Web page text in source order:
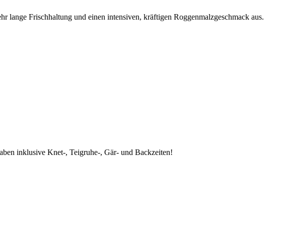
Frischhaltung und einen intensiven, kräftigen Roggenmalzgeschmack aus.
inklusive Knet-, Teigruhe-, Gär- und Backzeiten!